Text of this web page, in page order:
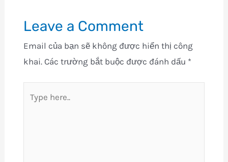
Leave a Comment
Email của bạn sẽ không được hiển thị công
khai. Các trường bắt buộc được đánh dấu *
here..